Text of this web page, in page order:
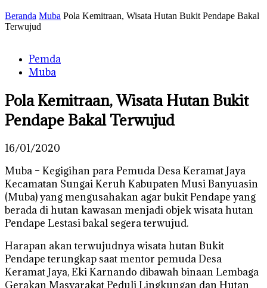
Beranda Muba Pola Kemitraan, Wisata Hutan Bukit Pendape Bakal
Terwujud
Pemda
Muba
Pola Kemitraan, Wisata Hutan Bukit
Pendape Bakal Terwujud
16/01/2020
Muba – Kegigihan para Pemuda Desa Keramat Jaya
Kecamatan Sungai Keruh Kabupaten Musi Banyuasin
(Muba) yang mengusahakan agar bukit Pendape yang
berada di hutan kawasan menjadi objek wisata hutan
Pendape Lestasi bakal segera terwujud.
Harapan akan terwujudnya wisata hutan Bukit
Pendape terungkap saat mentor pemuda Desa
Keramat Jaya, Eki Karnando dibawah binaan Lembaga
Gerakan Masyarakat Peduli Lingkungan dan Hutan